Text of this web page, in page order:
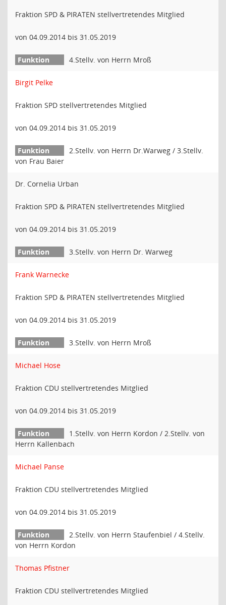
Fraktion SPD & PIRATEN stellvertretendes Mitglied
von 04.09.2014 bis 31.05.2019
4.Stellv. von Herrn Mroß
Birgit Pelke
Fraktion SPD stellvertretendes Mitglied
von 04.09.2014 bis 31.05.2019
2.Stellv. von Herrn Dr.Warweg / 3.Stellv.
von Frau Baier
Dr. Cornelia Urban
Fraktion SPD & PIRATEN stellvertretendes Mitglied
von 04.09.2014 bis 31.05.2019
3.Stellv. von Herrn Dr. Warweg
Frank Warnecke
Fraktion SPD & PIRATEN stellvertretendes Mitglied
von 04.09.2014 bis 31.05.2019
3.Stellv. von Herrn Mroß
Michael Hose
Fraktion CDU stellvertretendes Mitglied
von 04.09.2014 bis 31.05.2019
1.Stellv. von Herrn Kordon / 2.Stellv. von
Herrn Kallenbach
Michael Panse
Fraktion CDU stellvertretendes Mitglied
von 04.09.2014 bis 31.05.2019
2.Stellv. von Herrn Staufenbiel / 4.Stellv.
von Herrn Kordon
Thomas Pfistner
Fraktion CDU stellvertretendes Mitglied